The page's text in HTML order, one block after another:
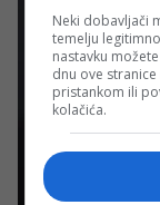
Neki dobavljači
temelju
nastavku
dnu ove
pristankom ili
kolačića.